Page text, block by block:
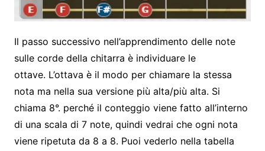
Il passo successivo nell’apprendimento delle note
sulle corde della chitarra è individuare le
ottave. L’ottava è il modo per chiamare la stessa
nota ma nella sua versione più alta/più alta. Si
chiama 8°. perché il conteggio viene fatto all’interno
di una scala di 7 note, quindi vedrai che ogni nota
viene ripetuta da 8 a 8. Puoi vederlo nella tabella